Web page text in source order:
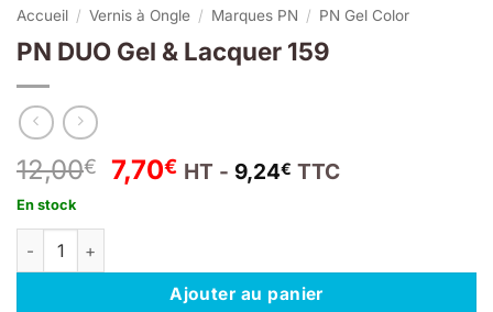
Accueil / Vernis à Ongle / Marques PN / PN Gel Color
PN DUO Gel & Lacquer 159
12,00€
Le
prix
12,00€.
7,70€Le
7,70€.
HT - 9,24€ TTC
En stock
quantité de PN DUO Gel & Lacquer 159
Ajouter au panier